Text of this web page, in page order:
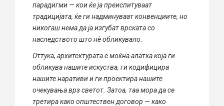
парадигми — кои ќе ја преиспитуваат
традицијата, ќе ги надминуваат конвенциите, но
никогаш нема да ја изгубат врската со
наследството што нè обликувало.
Оттука, архитектурата е моќна алатка која ги
обликува нашите искуства, ги кодифицира
нашите наративи и ги проектира нашите
очекувања врз светот. Затоа, таа мора да се
третира како општествен договор — како